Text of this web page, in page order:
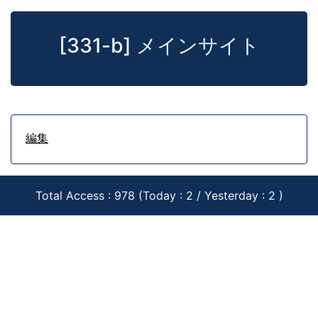
[331-b] メインサイト
編集
Total Access : 978 (Today : 2 / Yesterday : 2 )